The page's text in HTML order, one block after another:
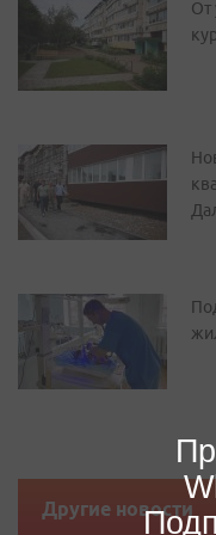
От
Другие новости